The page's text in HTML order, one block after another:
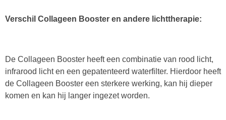
Verschil Collageen Booster en andere lichttherapie:
De Collageen Booster heeft een combinatie van rood licht,
infrarood licht en een gepatenteerd waterfilter. Hierdoor heeft
de Collageen Booster een sterkere werking, kan hij dieper
komen en kan hij langer ingezet worden.